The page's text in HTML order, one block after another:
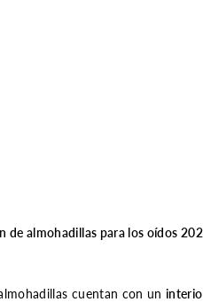
almohadillas para los oídos
cuentan con un